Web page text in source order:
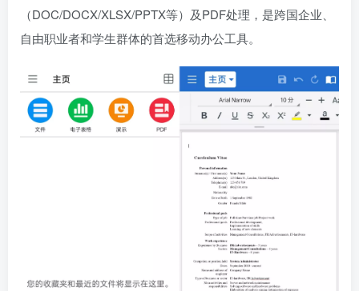
（DOC/DOCX/XLSX/PPTX等）及PDF处理，是跨国企业、
自由职业者和学生群体的首选移动办公工具。